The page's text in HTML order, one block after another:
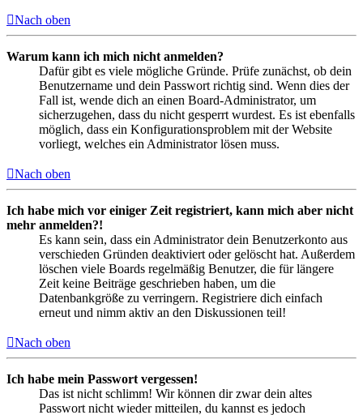
Nach oben
Warum kann ich mich nicht anmelden?
Dafür gibt es viele mögliche Gründe. Prüfe zunächst, ob dein
Benutzername und dein Passwort richtig sind. Wenn dies der
Fall ist, wende dich an einen Board-Administrator, um
sicherzugehen, dass du nicht gesperrt wurdest. Es ist ebenfalls
möglich, dass ein Konfigurationsproblem mit der Website
vorliegt, welches ein Administrator lösen muss.
Nach oben
Ich habe mich vor einiger Zeit registriert, kann mich aber nicht
mehr anmelden?!
Es kann sein, dass ein Administrator dein Benutzerkonto aus
verschieden Gründen deaktiviert oder gelöscht hat. Außerdem
löschen viele Boards regelmäßig Benutzer, die für längere
Zeit keine Beiträge geschrieben haben, um die
Datenbankgröße zu verringern. Registriere dich einfach
erneut und nimm aktiv an den Diskussionen teil!
Nach oben
Ich habe mein Passwort vergessen!
Das ist nicht schlimm! Wir können dir zwar dein altes
Passwort nicht wieder mitteilen, du kannst es jedoch